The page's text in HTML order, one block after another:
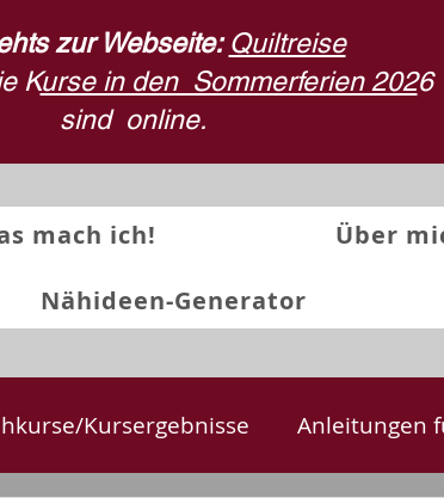
zur Webseite:Quiltreise
Kurse in den Sommerferien 2026
sind online.
mach ich! Über
Nähideen-Generator
Kursergebnisse Anleitungen